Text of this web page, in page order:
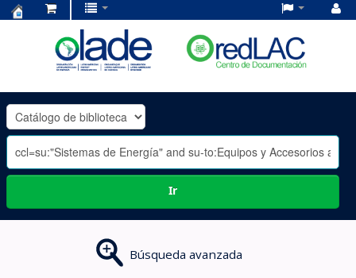
OLADE
-
Ir
Búsqueda avanzada